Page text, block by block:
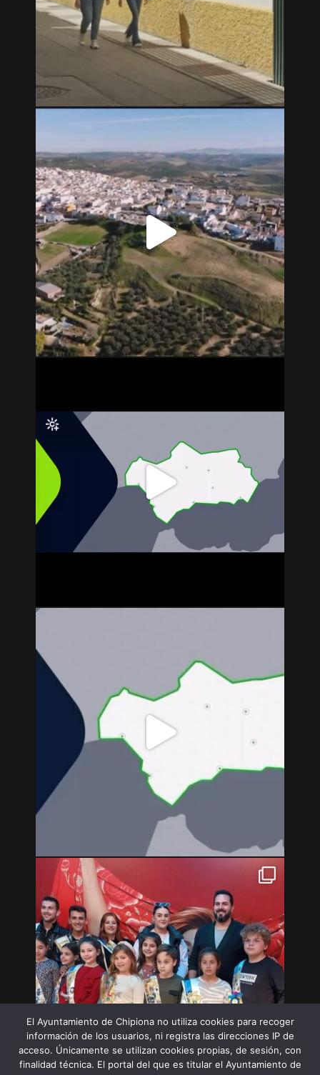
El Ayuntamiento de Chipiona no utiliza cookies para recoger
información de los usuarios, ni registra las direcciones IP de
acceso. Únicamente se utilizan cookies propias, de sesión, con
finalidad técnica. El portal del que es titular el Ayuntamiento de